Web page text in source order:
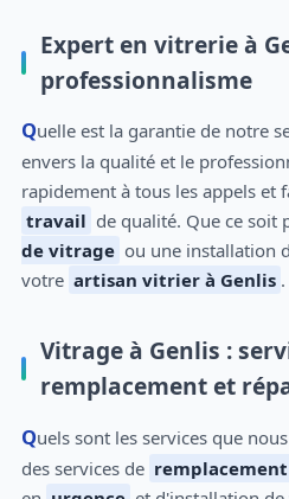
Expert en vitrerie à
professionnalisme
Quelle est la garantie de notre service ? Notre engagement
envers la qualité et le
rapidement à tous les appels et
travail de qualité. Que ce soit
de vitrage ou une installation
votre artisan vitrier à Genlis .
Vitrage à Genlis :
remplacement et
Quels sont les services que nous offrons ? Nous proposons
des services de